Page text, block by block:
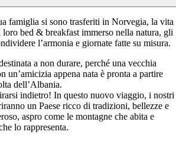
famiglia si sono trasferiti in Norvegia, la vita
loro bed & breakfast immerso nella natura, gli
l’armonia e giornate fatte su misura.
a non durare, perché una vecchia
un’amicizia appena nata è pronta a partire
dell’Albania.
indietro! In questo nuovo viaggio, i nostri
un Paese ricco di tradizioni, bellezze e
aspro come le montagne che abita e
lo rappresenta.